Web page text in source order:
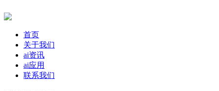
首页
关于我们
ai资讯
ai应用
联系我们